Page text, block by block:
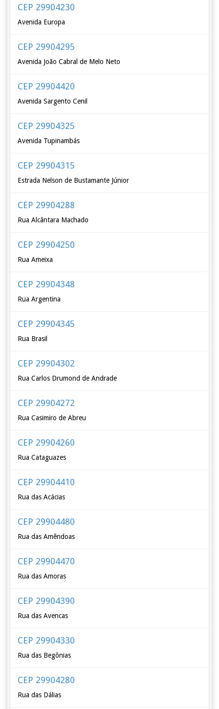
CEP 29904230
Avenida Europa
CEP 29904295
Avenida João Cabral de Melo Neto
CEP 29904420
Avenida Sargento Cenil
CEP 29904325
Avenida Tupinambás
CEP 29904315
Estrada Nelson de Bustamante Júnior
CEP 29904288
Rua Alcântara Machado
CEP 29904250
Rua Ameixa
CEP 29904348
Rua Argentina
CEP 29904345
Rua Brasil
CEP 29904302
Rua Carlos Drumond de Andrade
CEP 29904272
Rua Casimiro de Abreu
CEP 29904260
Rua Cataguazes
CEP 29904410
Rua das Acácias
CEP 29904480
Rua das Amêndoas
CEP 29904470
Rua das Amoras
CEP 29904390
Rua das Avencas
CEP 29904330
Rua das Begônias
CEP 29904280
Rua das Dálias